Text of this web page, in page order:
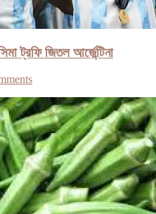
ট্রফি জিতল আর্জেন্টিনা